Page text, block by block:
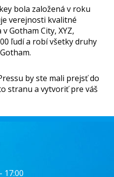
bola založená v roku
verejnosti kvalitné
v Gotham City, XYZ,
ľudí a robí všetky druhy
by ste mali prejsť do
stranu a vytvoriť pre váš
17:00